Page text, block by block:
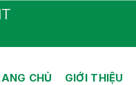
CHỦ GIỚI THIỆU